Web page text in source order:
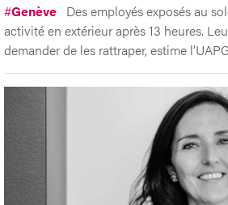
#Genève Des employés exposés au
activité en extérieur après 13 heures.
demander de les rattraper, estime